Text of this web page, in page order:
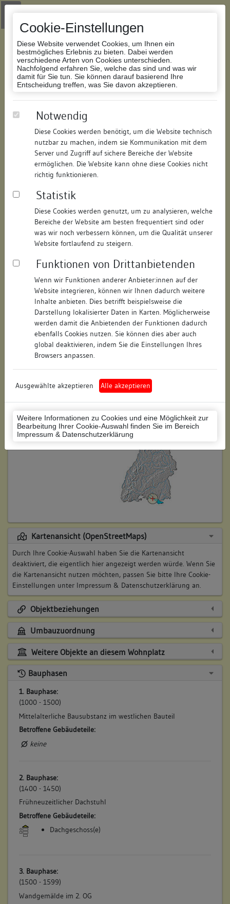
Cookie-Einstellungen
Diese Website verwendet Cookies, um Ihnen ein
bestmögliches Erlebnis zu bieten. Dabei werden
verschiedene Arten von Cookies unterschieden.
Nachfolgend erfahren Sie, welche das sind und was wir
damit für Sie tun. Sie können darauf basierend Ihre
Entscheidung treffen, was Sie davon akzeptieren.
Notwendig
Diese Cookies werden benötigt, um die Website technisch
nutzbar zu machen, indem sie Kommunikation mit dem
Server und Zugriff auf sichere Bereiche der Website
ermöglichen. Die Website kann ohne diese Cookies nicht
richtig funktionieren.
Statistik
Diese Cookies werden genutzt, um zu analysieren, welche
Bereiche der Website am besten frequentiert sind oder
was wir noch verbessern können, um die Qualität unserer
Website fortlaufend zu steigern.
Funktionen von Drittanbietenden
Wenn wir Funktionen anderer Anbieter:innen auf der
Website integrieren, können wir Ihnen dadurch weitere
Inhalte anbieten. Dies betrifft beispielsweise die
Darstellung lokalisierter Daten in Karten. Möglicherweise
werden damit die Anbietenden der Funktionen dadurch
ebenfalls Cookies nutzen. Sie können dies aber auch
global deaktivieren, indem Sie die Einstellungen Ihres
Browsers anpassen.
Ausgewählte akzeptieren Alle akzeptieren
Weitere Informationen zu Cookies und eine Möglichkeit zur
Bearbeitung Ihrer Cookie-Auswahl finden Sie im Bereich
Impressum & Datenschutzerklärung
Zur Navigation springen
Zum Inhalt der Website springen
Datenbank Bauforschung/Restaurierung
silbernen Mond
151316049144/ Datum: 26.06.2008
Datenbestand:
Bauforschung
Objektdaten
Straße: Hofhalde
Hausnummer: 11
Postleitzahl: 78462
Stadt-Teilort: Konstanz
Regierungsbezirk: Freiburg
Konstanz (Landkreis)
Flurstücknummer: 229
Historischer Straßenname: keiner
Historische Gebäudenummer: keine
Lage des Wohnplatzes:
Kartenansicht (OpenStreetMaps)
Durch Ihre Cookie-Auswahl haben Sie die Kartenansicht
deaktiviert, die eigentlich hier angezeigt werden würde. Wenn Sie
die Kartenansicht nutzen möchten, passen Sie bitte Ihre Cookie-
Einstellungen unter Impressum & Datenschutzerklärung an.
Objektbeziehungen
Umbauzuordnung
Weitere Objekte an diesem Wohnplatz
Bauphasen
1. Bauphase:
(1000 - 1500)
Mittelalterliche Bausubstanz im westlichen Bauteil
Betroffene Gebäudeteile:
keine
2. Bauphase:
(1400 - 1450)
Frühneuzeitlicher Dachstuhl
Betroffene Gebäudeteile:
Dachgeschoss(e)
3. Bauphase:
(1500 - 1599)
Wandgemälde im 2. OG